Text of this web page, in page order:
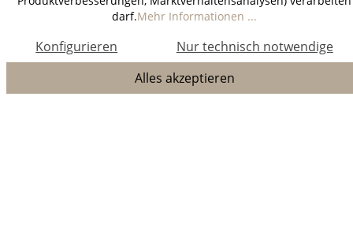
darf.Mehr Informationen ...
Nur technisch notwendige
Konfigurieren
Alles akzeptieren